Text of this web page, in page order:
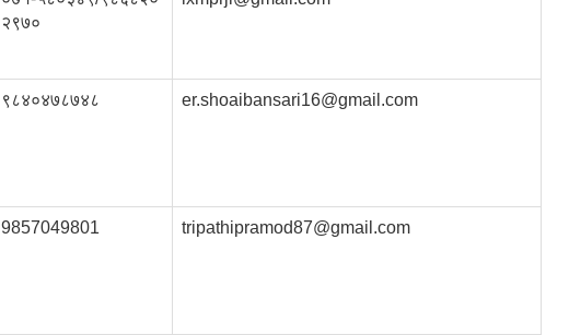
२९७०
९८४०४७८७४८ er.shoaibansari16@gmail.com
9857049801 tripathipramod87@gmail.com